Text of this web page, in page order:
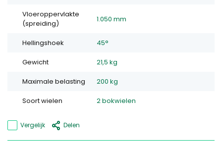
Vloeroppervlakte
(spreiding)
1.050 mm
Hellingshoek 45°
Gewicht 21,5 kg
Maximale belasting 200 kg
Soort wielen 2 bokwielen
Vergelijk Delen